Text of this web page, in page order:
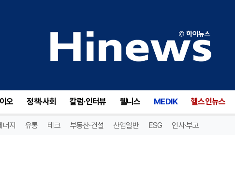
오 정책·사회 칼럼·인터뷰 웰니스 MEDIK 헬스인뉴스
너지 유통 테크 부동산·건설 산업일반 ESG 인사·부고